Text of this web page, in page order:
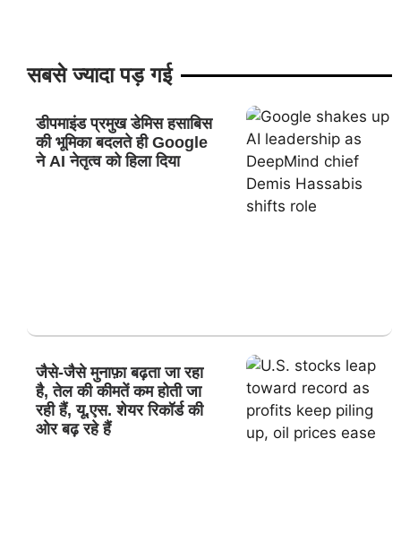
सबसे ज्यादा पड़ गई
डीपमाइंड प्रमुख डेमिस हसाबिस
की भूमिका बदलते ही Google
ने AI नेतृत्व को हिला दिया
जैसे-जैसे मुनाफ़ा बढ़ता जा रहा
है, तेल की कीमतें कम होती जा
रही हैं, यू.एस. शेयर रिकॉर्ड की
ओर बढ़ रहे हैं